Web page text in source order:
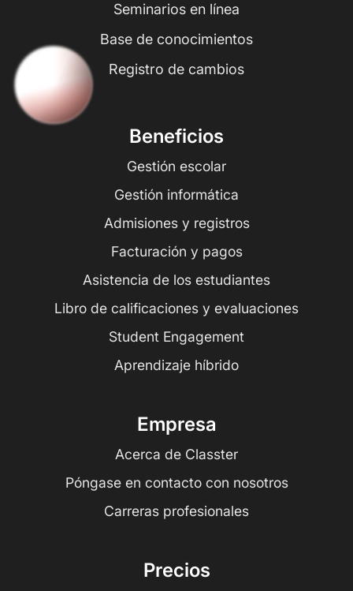
Seminarios en línea
Base de conocimientos
Registro de cambios
Beneficios
Gestión escolar
Gestión informática
Admisiones y registros
Facturación y pagos
Asistencia de los estudiantes
Libro de calificaciones y evaluaciones
Student Engagement
Aprendizaje híbrido
Empresa
Acerca de Classter
Póngase en contacto con nosotros
Carreras profesionales
Precios